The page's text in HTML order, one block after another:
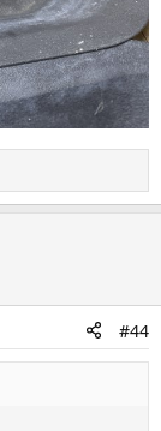
#44